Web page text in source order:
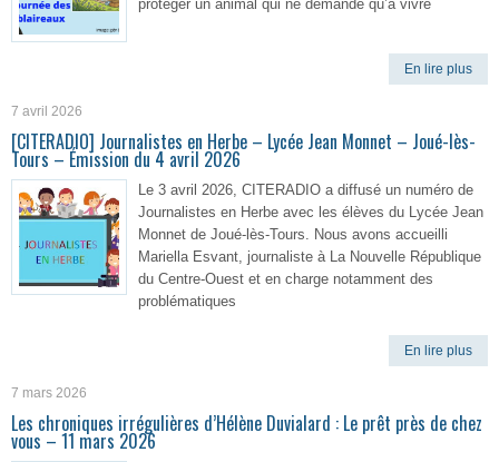
protéger un animal qui ne demande qu’à vivre
En lire plus
7 avril 2026
[CITERADIO] Journalistes en Herbe – Lycée Jean Monnet – Joué-lès-
Tours – Émission du 4 avril 2026
Le 3 avril 2026, CITERADIO a diffusé un numéro de
Journalistes en Herbe avec les élèves du Lycée Jean
Monnet de Joué-lès-Tours. Nous avons accueilli
Mariella Esvant, journaliste à La Nouvelle République
du Centre-Ouest et en charge notamment des
problématiques
En lire plus
7 mars 2026
Les chroniques irrégulières d’Hélène Duvialard : Le prêt près de chez
vous – 11 mars 2026